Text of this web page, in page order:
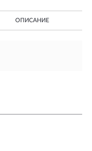
ОПИСАНИЕ